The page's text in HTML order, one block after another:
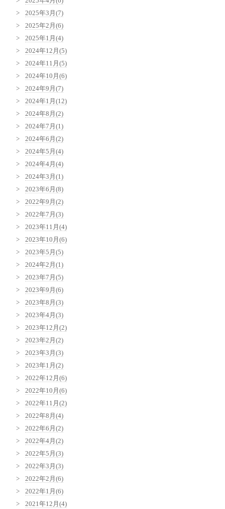
2025年3月(7)
2025年2月(6)
2025年1月(4)
2024年12月(5)
2024年11月(5)
2024年10月(6)
2024年9月(7)
2024年1月(12)
2024年8月(2)
2024年7月(1)
2024年6月(2)
2024年5月(4)
2024年4月(4)
2024年3月(1)
2023年6月(8)
2022年9月(2)
2022年7月(3)
2023年11月(4)
2023年10月(6)
2023年5月(5)
2024年2月(1)
2023年7月(5)
2023年9月(6)
2023年8月(3)
2023年4月(3)
2023年12月(2)
2023年2月(2)
2023年3月(3)
2023年1月(2)
2022年12月(6)
2022年10月(6)
2022年11月(2)
2022年8月(4)
2022年6月(2)
2022年4月(2)
2022年5月(3)
2022年3月(3)
2022年2月(6)
2022年1月(6)
2021年12月(4)